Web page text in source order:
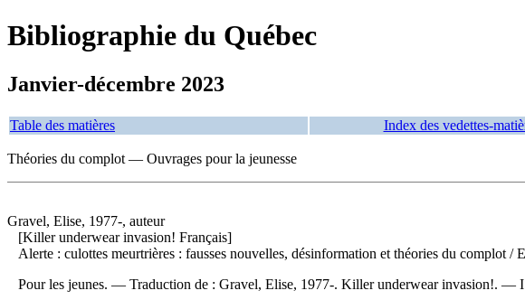
Bibliographie du Québec
Janvier-décembre 2023
Table des matières Index des vedettes-
Théories du complot — Ouvrages pour la jeunesse
Gravel, Elise, 1977-, auteur
[Killer underwear invasion! Français]
Alerte : culottes meurtrières : fausses nouvelles, désinformation et théories du complot /
Pour les jeunes. — Traduction de : Gravel, Elise, 1977-. Killer underwear invasion!. —